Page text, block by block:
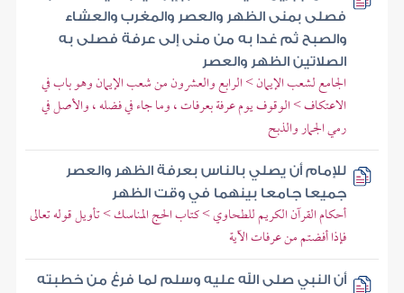
فصلى بمنى الظهر والعصر والمغرب والعشاء
والصبح ثم غدا به من منى إلى عرفة فصلى به
الصلاتين الظهر والعصر
الجامع لشعب الإيمان > الرابع والعشرون من شعب الإيمان وهو باب في
الاعتكاف > الوقوف يوم عرفة بعرفات ، وما جاء في فضله ، والأصل في
رمي الجمار والذبح
للإمام أن يصلي بالناس بعرفة الظهر والعصر
جميعا جامعا بينهما في وقت الظهر
أحكام القرآن الكريم للطحاوي > كتاب الحج المناسك > تأويل قوله تعالى
فإذا أفضتم من عرفات الآية
أن النبي صلى الله عليه وسلم لما فرغ من خطبته